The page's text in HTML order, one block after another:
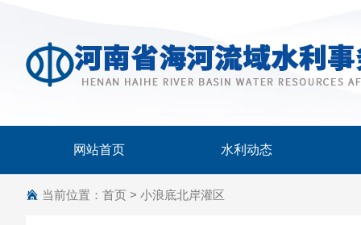
网站首页 水利动态
当前位置： 首页 > 小浪底北岸灌区